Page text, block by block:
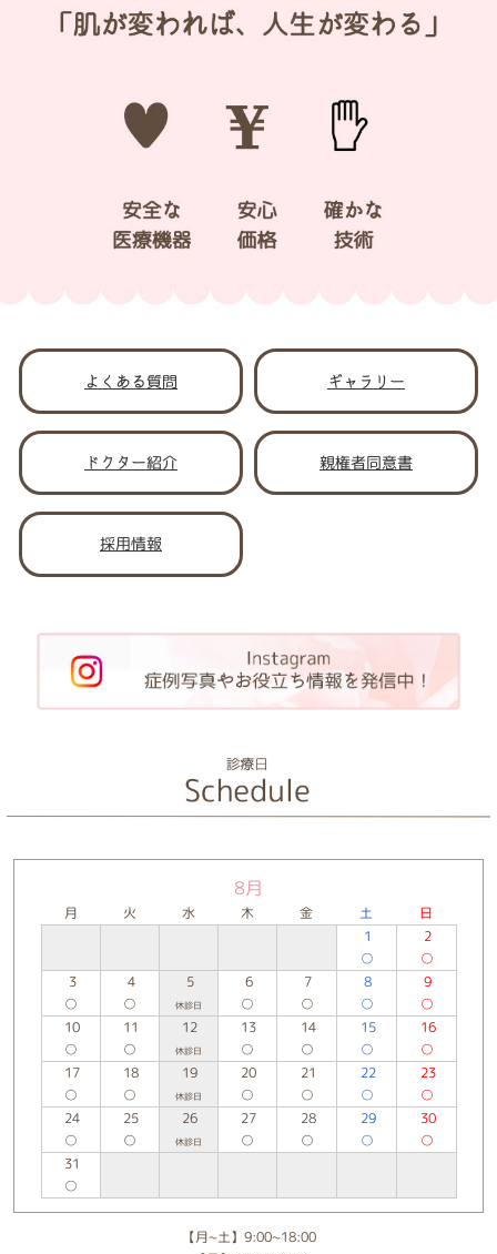
よくある質問 ギャラリー
ドクター紹介 親権者同意書
採用情報
8月
月 火 水 木 金 土
日
1
○
2
○
3
○
4
○
5
休診日
6
○
7
○
8
○
9
○
10
○
11
○
12
休診日
13
○
14
○
15
○
16
○
17
○
18
○
19
休診日
20
○
21
○
22
○
23
○
24
○
25
○
26
休診日
27
○
28
○
29
○
30
○
31
○
【月~土】9:00~18:00